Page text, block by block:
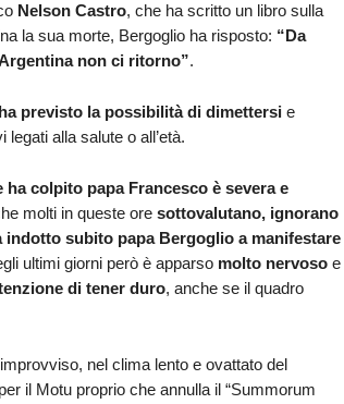
Nelson Castro, che ha scritto un libro sulla
la sua morte, Bergoglio ha risposto: “Da
non ci ritorno”.
ha previsto la possibilità di dimettersie
alla salute o all’età.
ha colpito papa Francesco è severa e
molti in queste ore sottovalutano, ignorano
indotto subito papa Bergoglio a manifestare
ultimi giorni però è apparso molto nervosoe
di tener duro, anche se il quadro
nel clima lento e ovattato del
il Motu proprio che annulla il “Summorum